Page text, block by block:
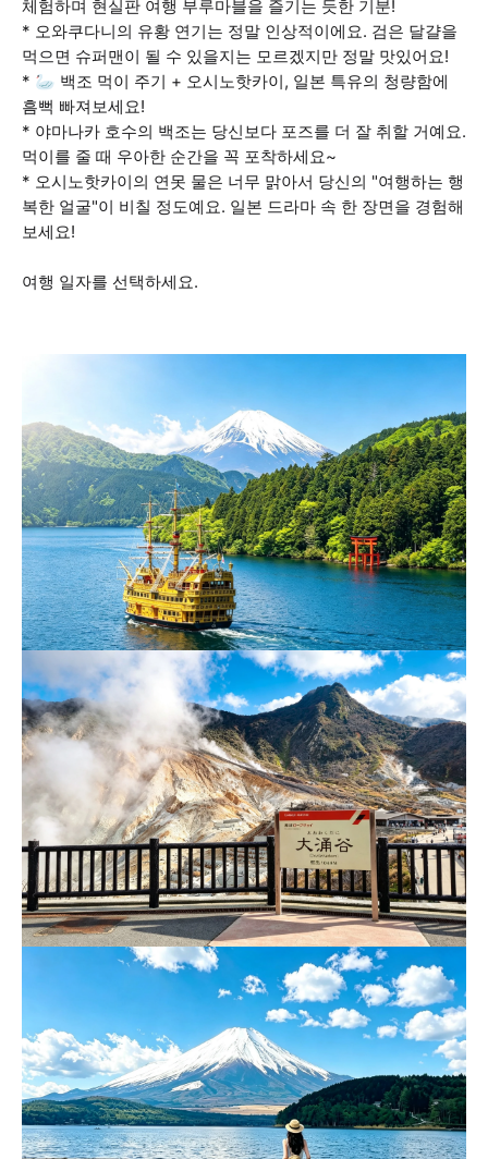
체험하며 현실판 여행 부루마블을 즐기는 듯한 기분!
* 오와쿠다니의 유황 연기는 정말 인상적이에요. 검은 달걀을
먹으면 슈퍼맨이 될 수 있을지는 모르겠지만 정말 맛있어요!
* 🦢 백조 먹이 주기 + 오시노핫카이, 일본 특유의 청량함에
흠뻑 빠져보세요!
* 야마나카 호수의 백조는 당신보다 포즈를 더 잘 취할 거예요.
먹이를 줄 때 우아한 순간을 꼭 포착하세요~
* 오시노핫카이의 연못 물은 너무 맑아서 당신의 "여행하는 행
복한 얼굴"이 비칠 정도예요. 일본 드라마 속 한 장면을 경험해
보세요!
여행 일자를 선택하세요.